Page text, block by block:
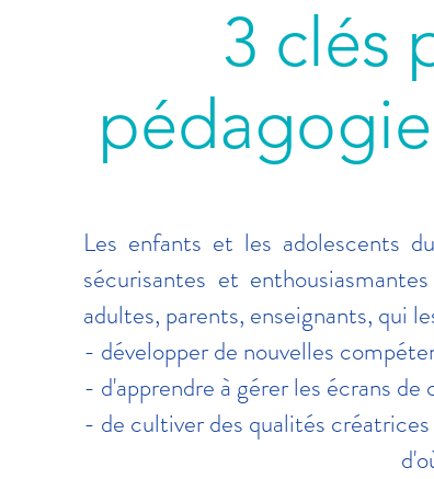
3
Les enfants et les adolescents
sécurisantes et enthousiasmantes
adultes, parents, enseignants, qui
- développer de nouvelles
- d'apprendre à gérer les écrans de
- de cultiver des qualités